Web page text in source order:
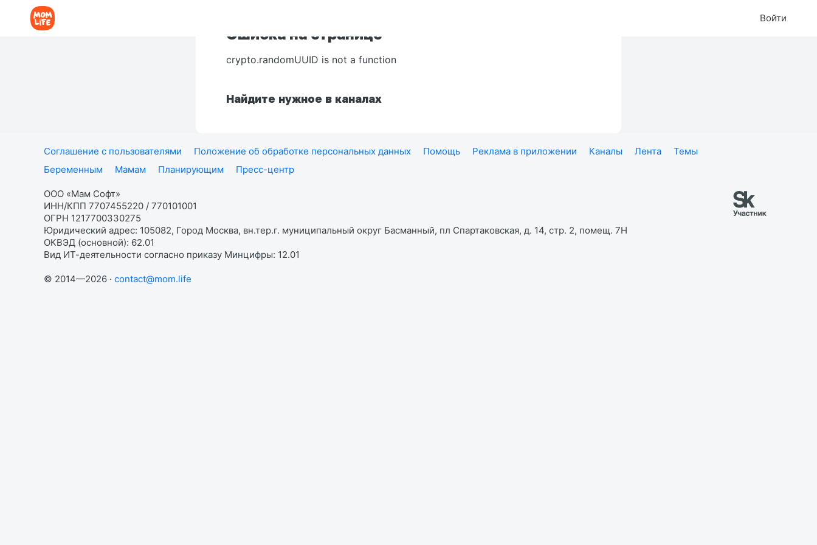
Войти
Ошибка на странице
crypto.randomUUID is not a function
Найдите нужное в каналах
Соглашение с пользователями Положение об обработке персональных данных Помощь Реклама в приложении Каналы Лента
Темы
Беременным
Мамам Планирующим Пресс-центр
ООО «Мам Софт»
ИНН/КПП 7707455220 / 770101001
ОГРН 1217700330275
Юридический адрес: 105082, Город Москва, вн.тер.г. муниципальный округ Басманный, пл Спартаковская, д. 14, стр. 2, помещ. 7Н
ОКВЭД (основной): 62.01
Вид ИТ-деятельности согласно приказу Минцифры: 12.01
© 2014—2026 · contact@mom.life